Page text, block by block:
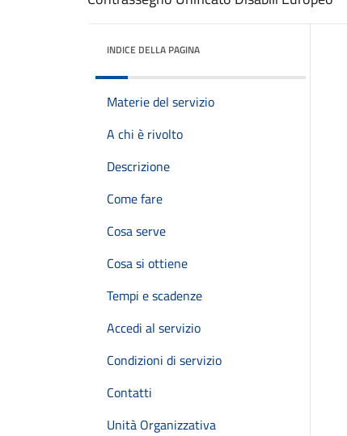
INDICE DELLA PAGINA
Materie del servizio
A chi è rivolto
Descrizione
Come fare
Cosa serve
Cosa si ottiene
Tempi e scadenze
Accedi al servizio
Condizioni di servizio
Contatti
Unità Organizzativa